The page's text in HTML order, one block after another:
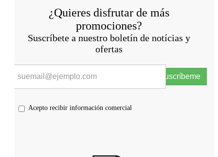
¿Quieres disfrutar de más
promociones?
Suscríbete a nuestro boletín de notícias y
ofertas
Suscríbeme
Acepto recibir información comercial